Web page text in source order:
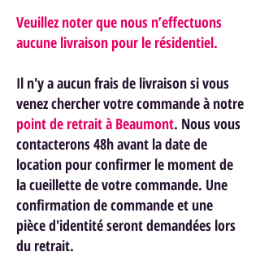
Veuillez noter que nous n’effectuons
aucune livraison pour le résidentiel.
Il n'y a aucun frais de livraison si vous
venez chercher votre commande à notre
point de retrait à Beaumont. Nous vous
contacterons 48h avant la date de
location pour confirmer le moment de
la cueillette de votre commande. Une
confirmation de commande et une
pièce d'identité seront demandées lors
du retrait.